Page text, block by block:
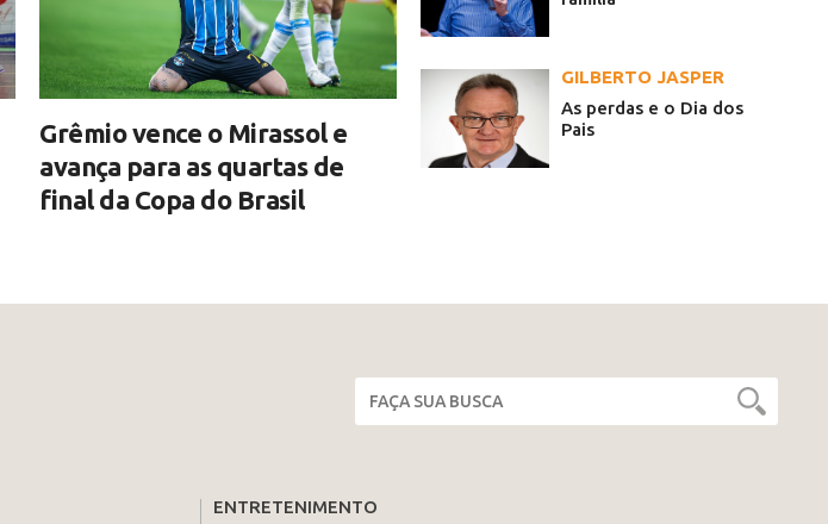
Grêmio vence o Mirassol e
avança para as quartas de
final da Copa do Brasil
GILBERTO JASPER
As perdas e o Dia dos
Pais
ENTRETENIMENTO